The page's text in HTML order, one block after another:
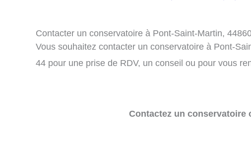
Contacter un conservatoire à Pont-Saint-Martin,
Vous souhaitez contacter un conservatoire à Pont-
44 pour une prise de RDV, un conseil ou pour vous
Contactez un conservatoire